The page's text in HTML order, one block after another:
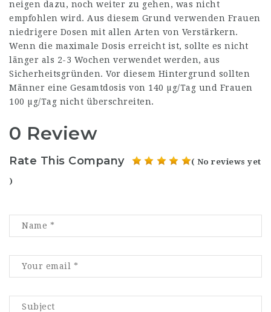
neigen dazu, noch weiter zu gehen, was nicht
empfohlen wird. Aus diesem Grund verwenden Frauen
niedrigere Dosen mit allen Arten von Verstärkern.
Wenn die maximale Dosis erreicht ist, sollte es nicht
länger als 2-3 Wochen verwendet werden, aus
Sicherheitsgründen. Vor diesem Hintergrund sollten
Männer eine Gesamtdosis von 140 µg/Tag und Frauen
100 µg/Tag nicht überschreiten.
0 Review
Rate This Company ( No reviews yet
)